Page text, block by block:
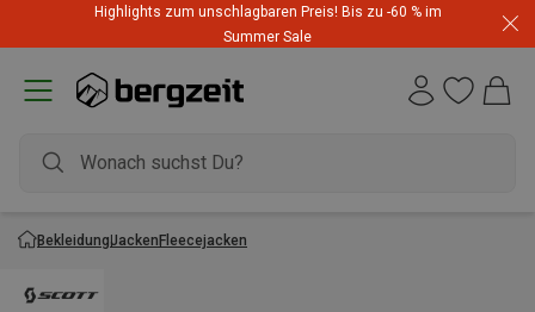
Highlights zum unschlagbaren Preis! Bis zu -60 % im
Summer Sale
BekleidungJackenFleecejacken